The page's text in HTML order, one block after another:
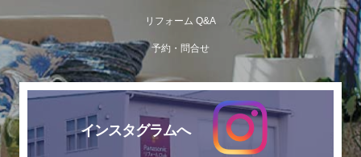
リフォーム Q&A
予約・問合せ
インスタグラムへ